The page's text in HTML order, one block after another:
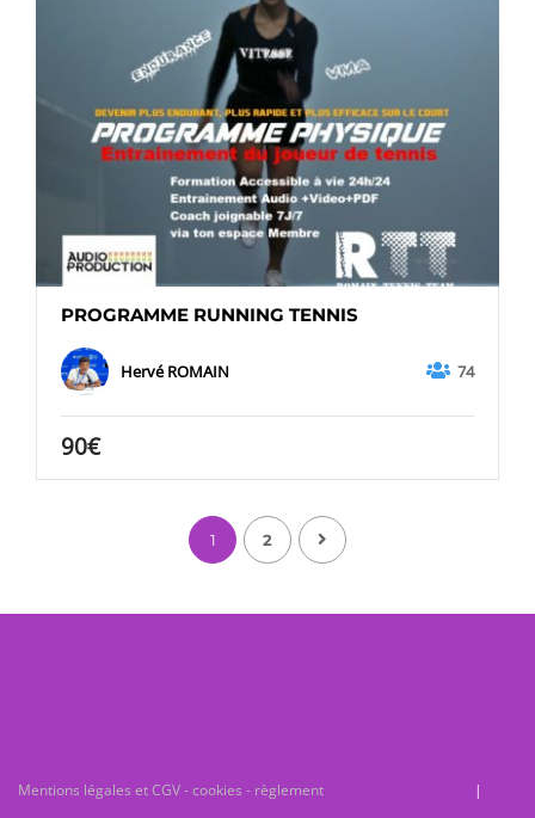
PROGRAMME RUNNING TENNIS
Hervé ROMAIN 74
90€
1 2
Mentions légales et CGV - cookies - règlement
|